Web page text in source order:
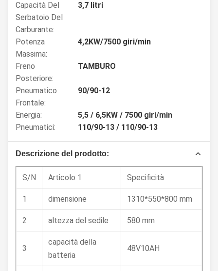
Capacità Del
Serbatoio Del
Carburante:
3,7 litri
Potenza
Massima:
4,2KW/7500 giri/min
Freno
Posteriore:
TAMBURO
Pneumatico
Frontale:
90/90-12
Energia:
5,5 / 6,5KW / 7500 giri/min
Pneumatici:
110/90-13 / 110/90-13
Descrizione del prodotto:
S/N Articolo 1 Specificità
1 dimensione 1310*550*800 mm
2 altezza del sedile 580 mm
3
capacità della
batteria
48V10AH